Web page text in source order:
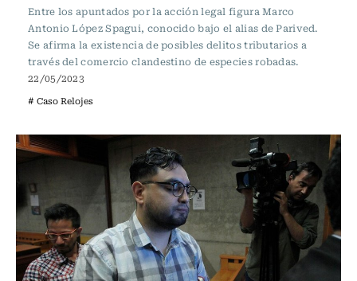
Entre los apuntados por la acción legal figura Marco
Antonio López Spagui, conocido bajo el alias de Parived.
Se afirma la existencia de posibles delitos tributarios a
través del comercio clandestino de especies robadas.
22/05/2023
# Caso Relojes